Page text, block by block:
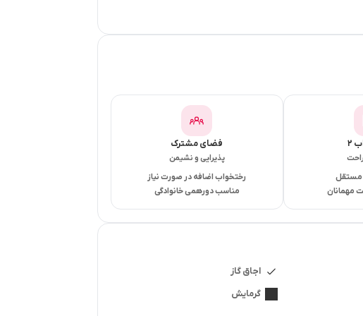
۲
مستقل
مهمانان
فضای مشترک
پذیرایی و نشیمن
رختخواب اضافه در صورت نیاز
مناسب دورهمی خانوادگی
اجاق گاز
گرمایش